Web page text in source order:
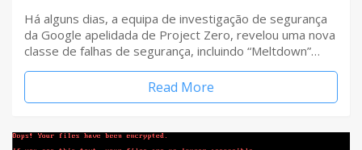
Há alguns dias, a equipa de investigação de segurança
da Google apelidada de Project Zero, revelou uma nova
classe de falhas de segurança, incluindo “Meltdown”…
Read More